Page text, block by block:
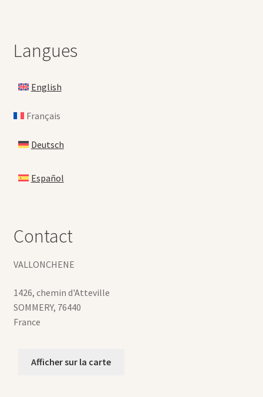
Langues
English
Français
Deutsch
Español
Contact
VALLONCHENE
1426, chemin d'Atteville
SOMMERY, 76440
France
Afficher sur la carte